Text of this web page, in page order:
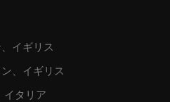
イギリス
、イギリス
イタリア